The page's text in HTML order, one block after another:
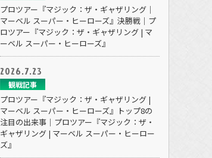
プロツアー『マジック：ザ・ギャザリング｜
マーベル スーパー・ヒーローズ』決勝戦｜プ
ロツアー『マジック：ザ・ギャザリング | マ
ーベル スーパー・ヒーローズ』
2026.7.23
観戦記事
プロツアー『マジック：ザ・ギャザリング |
マーベル スーパー・ヒーローズ』トップ8の
注目の出来事｜プロツアー『マジック：ザ・
ギャザリング | マーベル スーパー・ヒーロー
ズ』